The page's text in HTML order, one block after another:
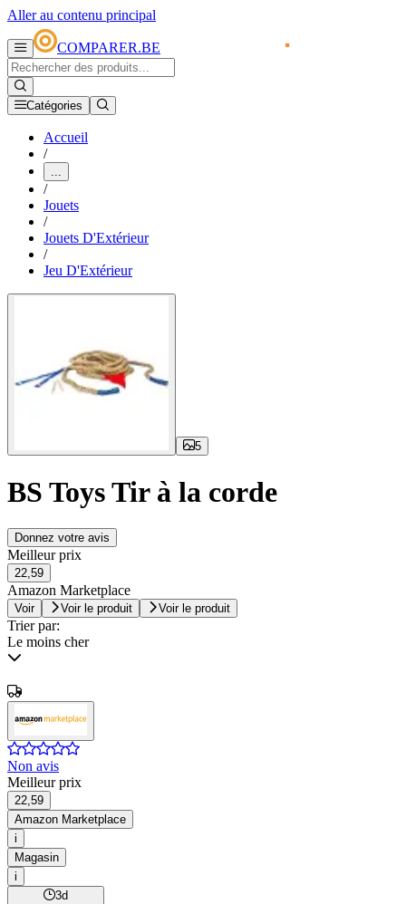
Aller au contenu principal
COMPARER.BE
Catégories
Accueil
/
...
/
Jouets
/
Jouets D'Extérieur
/
Jeu D'Extérieur
5
BS Toys Tir à la corde
Donnez votre avis
Meilleur prix
22,59
Amazon Marketplace
Voir Voir le produit Voir le produit
Trier par:
Le moins cher
Non avis
Meilleur prix
22,59
Amazon Marketplace
i
Magasin
i
3d